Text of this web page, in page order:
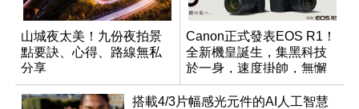
山城夜太美！九份夜拍景
點要訣、心得、路線無私
分享
Canon正式發表EOS R1！
全新機皇誕生，集黑科技
於一身，速度掛帥，無懈
可擊
搭載4/3片幅感光元件的AI人工智慧